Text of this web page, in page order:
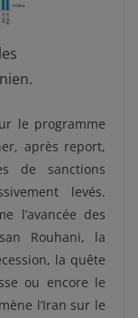
le programme
après report,
de sanctions
levés.
l’avancée des
Rouhani, la
la quête
ou encore le
l’Iran sur le